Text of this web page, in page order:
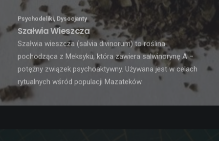
Psychodeliki Dysocjanty
Szałwia Wieszcza
Szałwia wieszcza (salvia divinorum) to roślina
pochodząca z Meksyku, która zawiera salwinorynę A –
potężny związek psychoaktywny. Używana jest w celach
rytualnych wśród populacji Mazateków.